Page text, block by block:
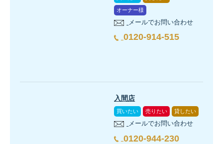
オーナー様
メールでお問い合わせ
0120-914-515
入間店
買いたい 売りたい 貸したい
メールでお問い合わせ
0120-944-230